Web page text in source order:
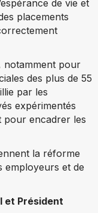
de vie et
placements
notamment pour
des plus de 55
par les
expérimentés
pour encadrer les
la réforme
employeurs et de
et Président